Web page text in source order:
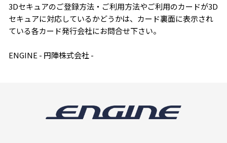
3Dセキュアのご登録方法・ご利用方法やご利用のカードが3D
セキュアに対応しているかどうかは、カード裏面に表示され
ている各カード発行会社にお問合せ下さい。
ENGINE - 円陣株式会社 -